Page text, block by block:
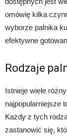
omówię kilka
wyborze palnika
efektywne
Rodzaje
Istnieje wiele
najpopularniejsze
Każdy z tych
zastanowić się,